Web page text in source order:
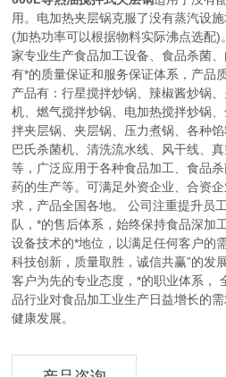
用。电加热夹层锅克服了没有蒸汽设
(加热功率可以根据物料实际沸点选配)
家专业生产食品加工设备、食品杀菌
有*的质量保证和服务保证体系，产品
产品有：行星搅拌炒锅、辣椒酱炒锅
机、燃气搅拌炒锅、电加热搅拌炒锅
拌夹层锅、夹层锅、压力煮锅、各种
巴氏杀菌机、清洗流水线、风干线、
等，广泛应用于各种食品加工、食品
药的生产等。可满足外资企业、合资
求，产品全国各地。 公司注重提升员
队，*的售后体系，始终保持食品深加
设备技术的*地位，以满足任何客户的
科技创新，质量取胜，诚信共赢”的发
客户为先的专业态度，*的职业体系，
品行业对食品加工业生产日益增长的
健康发展。